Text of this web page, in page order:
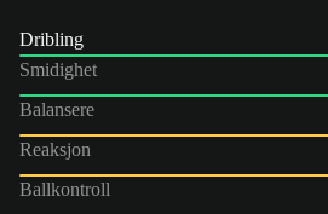
Dribling
Smidighet
Balansere
Reaksjon
Ballkontroll